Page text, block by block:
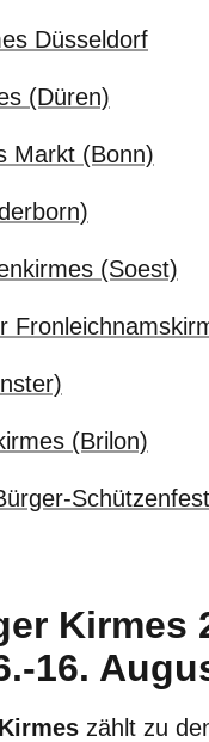
Düsseldorf
(Düren)
Markt (Bonn)
(Soest)
(Brilon)
Kirmes
16.
zählt zu